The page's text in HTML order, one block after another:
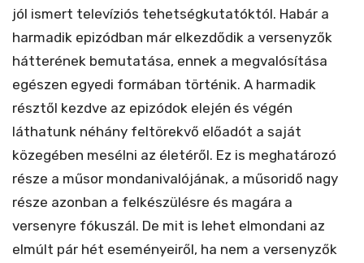
jól ismert televíziós tehetségkutatóktól. Habár a
harmadik epizódban már elkezdődik a versenyzők
hátterének bemutatása, ennek a megvalósítása
egészen egyedi formában történik. A harmadik
résztől kezdve az epizódok elején és végén
láthatunk néhány feltörekvő előadót a saját
közegében mesélni az életéről. Ez is meghatározó
része a műsor mondanivalójának, a műsoridő nagy
része azonban a felkészülésre és magára a
versenyre fókuszál. De mit is lehet elmondani az
elmúlt pár hét eseményeiről, ha nem a versenyzők